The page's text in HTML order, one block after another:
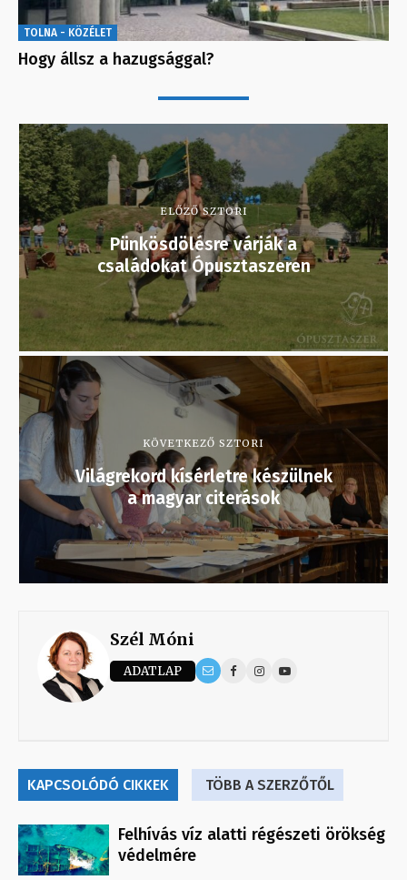
TOLNA - KÖZÉLET
Hogy állsz a hazugsággal?
ELŐZŐ SZTORI
Pünkösdölésre várják a
családokat Ópusztaszeren
KÖVETKEZŐ SZTORI
Világrekord kísérletre készülnek
a magyar citerások
Szél Móni
ADATLAP
KAPCSOLÓDÓ CIKKEK TÖBB A SZERZŐTŐL
Felhívás víz alatti régészeti örökség
védelmére